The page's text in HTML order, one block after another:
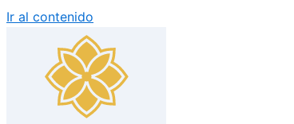
Ir al contenido